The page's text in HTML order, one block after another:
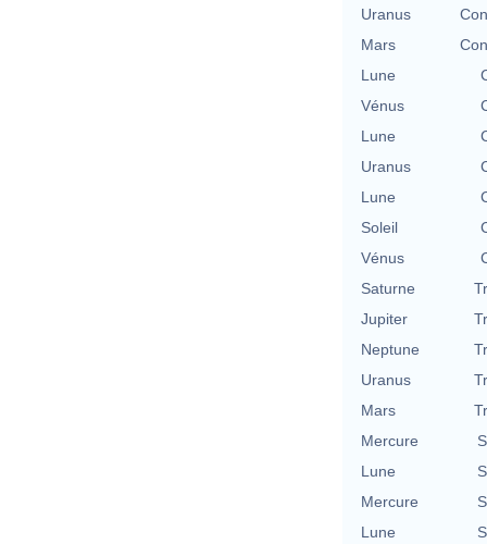
Uranus
Mars
Lune
Vénus
Lune
Uranus
Lune
Soleil
Vénus
Saturne
Jupiter
Neptune
Uranus
Mars
Mercure
Lune
Mercure
Lune